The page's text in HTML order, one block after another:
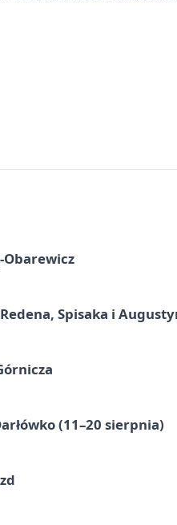
Spisaka i
(11–20 sierpnia)